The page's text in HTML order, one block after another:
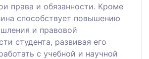
права и обязанности. Кроме
способствует повышению
и правовой
студента, развивая его
с учебной и научной